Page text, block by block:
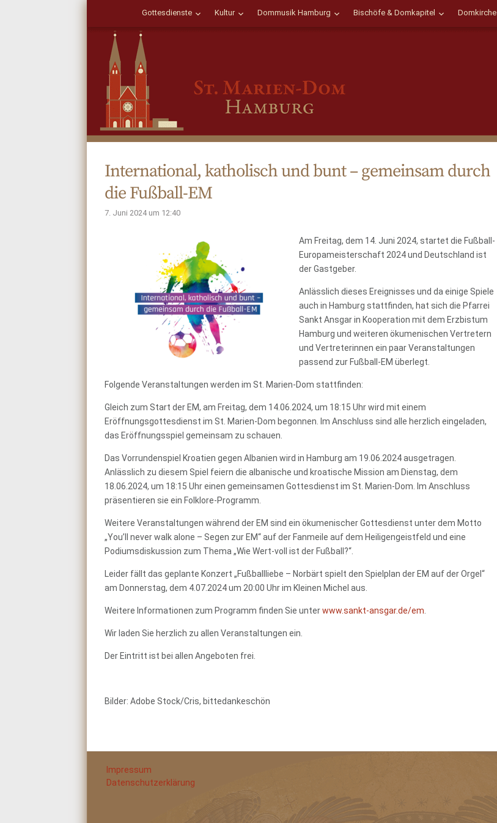
Gottesdienste Kultur Dommusik Hamburg Bischöfe & Domkapitel Domkirche
International, katholisch und bunt – gemeinsam durch
die Fußball-EM
7. Juni 2024 um 12:40
Am Freitag, dem 14. Juni 2024, startet die Fußball-
Europameisterschaft 2024 und Deutschland ist
der Gastgeber.
Anlässlich dieses Ereignisses und da einige Spiele
auch in Hamburg stattfinden, hat sich die Pfarrei
Sankt Ansgar in Kooperation mit dem Erzbistum
Hamburg und weiteren ökumenischen Vertretern
und Vertreterinnen ein paar Veranstaltungen
passend zur Fußball-EM überlegt.
Folgende Veranstaltungen werden im St. Marien-Dom stattfinden:
Gleich zum Start der EM, am Freitag, dem 14.06.2024, um 18:15 Uhr wird mit einem
Eröffnungsgottesdienst im St. Marien-Dom begonnen. Im Anschluss sind alle herzlich eingeladen,
das Eröffnungsspiel gemeinsam zu schauen.
Das Vorrundenspiel Kroatien gegen Albanien wird in Hamburg am 19.06.2024 ausgetragen.
Anlässlich zu diesem Spiel feiern die albanische und kroatische Mission am Dienstag, dem
18.06.2024, um 18:15 Uhr einen gemeinsamen Gottesdienst im St. Marien-Dom. Im Anschluss
präsentieren sie ein Folklore-Programm.
Weitere Veranstaltungen während der EM sind ein ökumenischer Gottesdienst unter dem Motto
„You’ll never walk alone – Segen zur EM“ auf der Fanmeile auf dem Heiligengeistfeld und eine
Podiumsdiskussion zum Thema „Wie Wert-voll ist der Fußball?“.
Leider fällt das geplante Konzert „Fußballliebe – Norbärt spielt den Spielplan der EM auf der Orgel“
am Donnerstag, dem 4.07.2024 um 20:00 Uhr im Kleinen Michel aus.
Weitere Informationen zum Programm finden Sie unterwww.sankt-ansgar.de/em
Wir laden Sie herzlich zu allen Veranstaltungen ein.
Der Eintritt ist bei allen Angeboten frei.
Bilder: Adobe Stock/Cris, bittedankeschön
Impressum
Datenschutzerklärung